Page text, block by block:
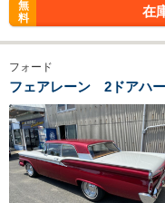
無
料
在
フォード
フェアレーン 2ドアハ